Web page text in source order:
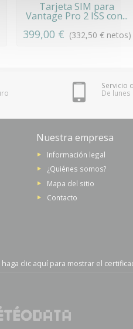
Tarjeta SIM para
Vantage Pro 2 ISS con...
399,00 € (332,50 € netos)
Servicio
De lunes
Nuestra empresa
Información legal
¿Quiénes somos?
Mapa del sitio
Contacto
haga clic aquí para mostrar el